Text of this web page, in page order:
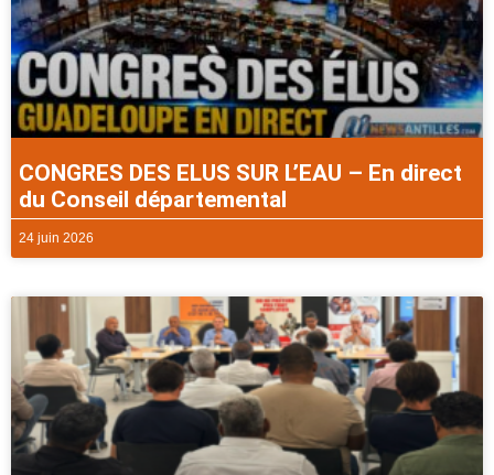
CONGRES DES ELUS SUR L’EAU – En direct
du Conseil départemental
24 juin 2026